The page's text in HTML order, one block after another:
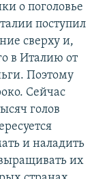
о поголовье
поступил
сверху и,
в Италию от
Поэтому
Сейчас
голов
и наладить
их